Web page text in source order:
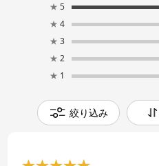
★ 5
★ 4
★ 3
★ 2
★ 1
絞り込み